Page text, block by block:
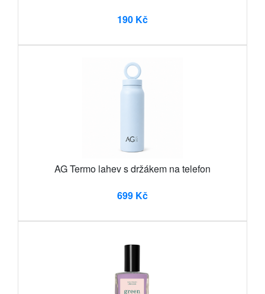
190 Kč
AG Termo lahev s držákem na telefon
699 Kč